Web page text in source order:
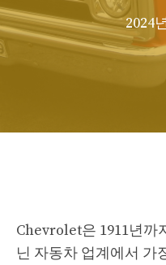
2024
Chevrolet은 1911년까
닌 자동차 업계에서 가